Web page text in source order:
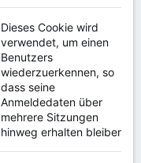
Dieses Cookie wird
verwendet, um einen
Benutzers
wiederzuerkennen, so
dass seine
Anmeldedaten über
mehrere Sitzungen
hinweg erhalten bleiben.